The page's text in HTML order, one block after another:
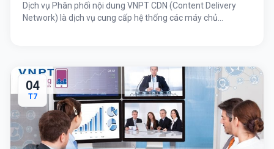
Dịch vụ Phân phối nội dung VNPT CDN (Content Delivery
Network) là dịch vụ cung cấp hệ thống các máy chủ
chứa […]
04
T7